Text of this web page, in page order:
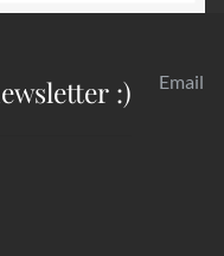
:) Email